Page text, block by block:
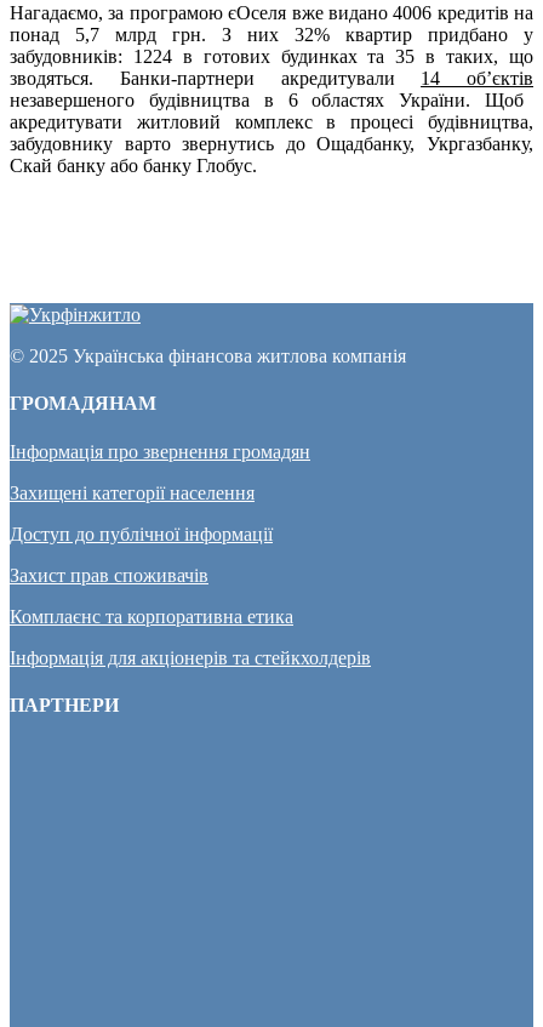
Нагадаємо, за програмою єОселя вже видано 4006 кредитів на
понад 5,7 млрд грн. З них 32% квартир придбано у
забудовників: 1224 в готових будинках та 35 в таких, що
зводяться. Банки-партнери акредитували 14 об’єктів
незавершеного будівництва в 6 областях України. Щоб
акредитувати житловий комплекс в процесі будівництва,
забудовнику варто звернутись до Ощадбанку, Укргазбанку,
Скай банку або банку Глобус.
© 2025 Українська фінансова житлова компанія
ГРОМАДЯНАМ
Інформація про звернення громадян
Захищені категорії населення
Доступ до публічної інформації
Захист прав споживачів
Комплаєнс та корпоративна етика
Інформація для акціонерів та стейкхолдерів
ПАРТНЕРИ